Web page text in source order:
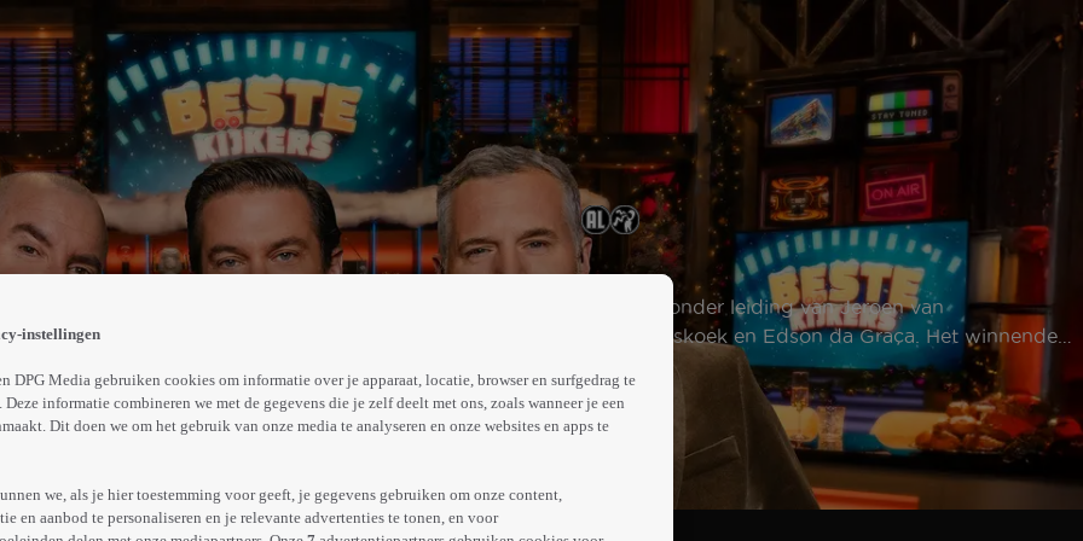
en meest ontroerende fragmenten van 2025. Twee teams onder leiding van Jeroen van
de punten. Panelleden: Leonie ter Braak, Luuk Ikink, Daphne Bunskoek en Edson da Graça. Het winnende
Abonneren op Videoland
instellingen
DPG Media gebruiken cookies om informatie over je apparaat, locatie, browser en surfgedrag te
Deze informatie combineren we met de gegevens die je zelf deelt met ons, zoals wanneer je een
Dit doen we om het gebruik van onze media te analyseren en onze websites en apps te
we, als je hier toestemming voor geeft, je gegevens gebruiken om onze content,
en aanbod te personaliseren en je relevante advertenties te tonen, en voor